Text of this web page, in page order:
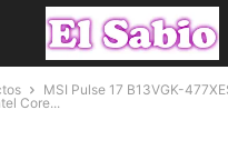
MSI Pulse 17 B13VGK-
Core...